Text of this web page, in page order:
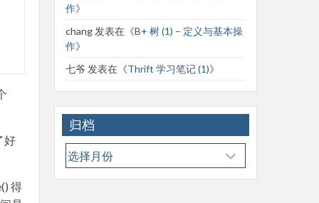
好
得
作》
chang 发表在《B+ 树 (1) – 定义与基本操
作》
七爷 发表在《Thrift 学习笔记 (1)》
归档
归
档